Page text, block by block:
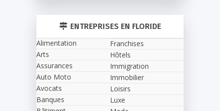
ENTREPRISES EN FLORIDE
Alimentation
Arts
Assurances
Auto Moto
Avocats
Banques
Franchises
Hôtels
Immigration
Immobilier
Loisirs
Luxe